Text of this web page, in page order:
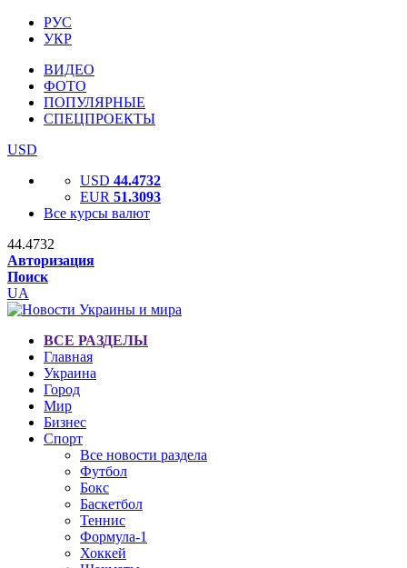
РУС
УКР
ВИДЕО
ФОТО
ПОПУЛЯРНЫЕ
СПЕЦПРОЕКТЫ
USD
USD 44.4732
EUR 51.3093
Все курсы валют
44.4732
Авторизация
Поиск
UA
ВСЕ РАЗДЕЛЫ
Главная
Украина
Город
Мир
Бизнес
Спорт
Все новости раздела
Футбол
Бокс
Баскетбол
Теннис
Формула-1
Хоккей